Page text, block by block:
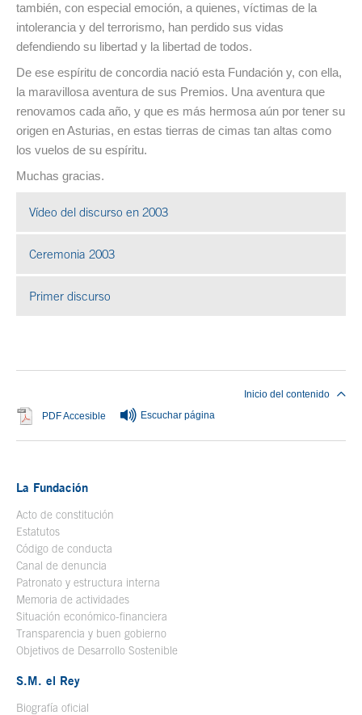
también, con especial emoción, a quienes, víctimas de la
intolerancia y del terrorismo, han perdido sus vidas
defendiendo su libertad y la libertad de todos.
De ese espíritu de concordia nació esta Fundación y, con ella,
la maravillosa aventura de sus Premios. Una aventura que
renovamos cada año, y que es más hermosa aún por tener su
origen en Asturias, en estas tierras de cimas tan altas como
los vuelos de su espíritu.
Muchas gracias.
Vídeo del discurso en 2003
Ceremonia 2003
Primer discurso
PDF Accesible Se abre en ventana nueva
Escuchar página
Inicio del contenido
La Fundación
Acto de constitución
Estatutos
Código de conducta
Canal de denuncia
Patronato y estructura interna
Memoria de actividades
Situación económico-financiera
Transparencia y buen gobierno
Objetivos de Desarrollo Sostenible
S.M. el Rey
Biografía oficial